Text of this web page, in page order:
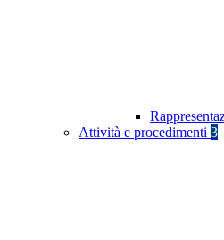
Attività e procedimenti 3